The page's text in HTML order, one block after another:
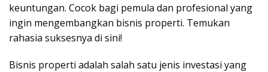
keuntungan. Cocok bagi pemula dan profesional yang
ingin mengembangkan bisnis properti. Temukan
rahasia suksesnya di sini!
Bisnis properti adalah salah satu jenis investasi yang